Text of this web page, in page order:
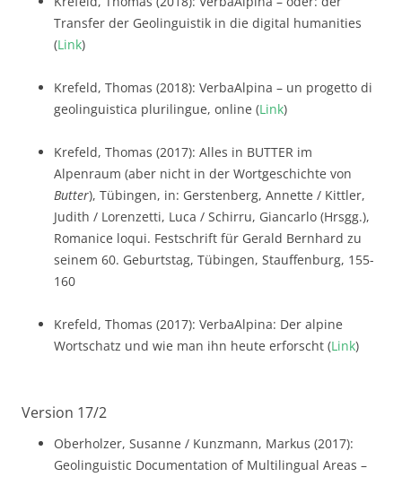
Transfer der Geolinguistik in die digital humanities
(Link)
Krefeld, Thomas (2018): VerbaAlpina – un progetto di
geolinguistica plurilingue, online (Link)
Krefeld, Thomas (2017): Alles in BUTTER im
Alpenraum (aber nicht in der Wortgeschichte von
Butter), Tübingen, in: Gerstenberg, Annette / Kittler,
Judith / Lorenzetti, Luca / Schirru, Giancarlo (Hrsgg.),
Romanice loqui. Festschrift für Gerald Bernhard zu
seinem 60. Geburtstag, Tübingen, Stauffenburg, 155-
160
Krefeld, Thomas (2017): VerbaAlpina: Der alpine
Wortschatz und wie man ihn heute erforscht (Link)
Version 17/2
Oberholzer, Susanne / Kunzmann, Markus (2017):
Geolinguistic Documentation of Multilingual Areas –